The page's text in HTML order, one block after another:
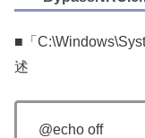
■「
述
@echo off